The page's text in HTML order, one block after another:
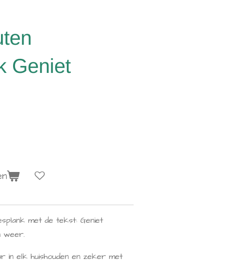
Geniet
met de tekst: Geniet
weer.
in elk huishouden en zeker met